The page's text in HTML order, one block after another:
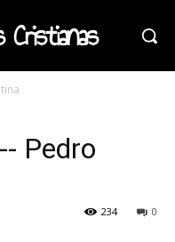
Cristianas
Pedro
0
234